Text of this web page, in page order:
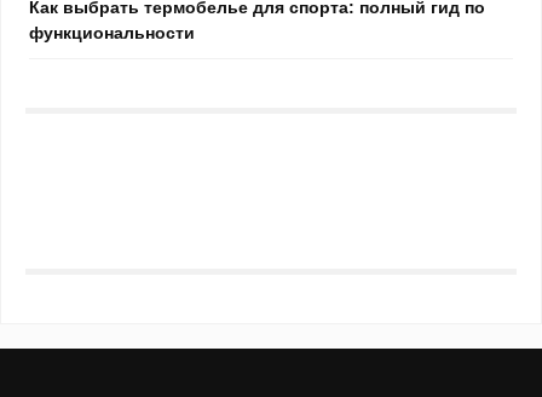
Как выбрать термобелье для спорта: полный гид по
функциональности